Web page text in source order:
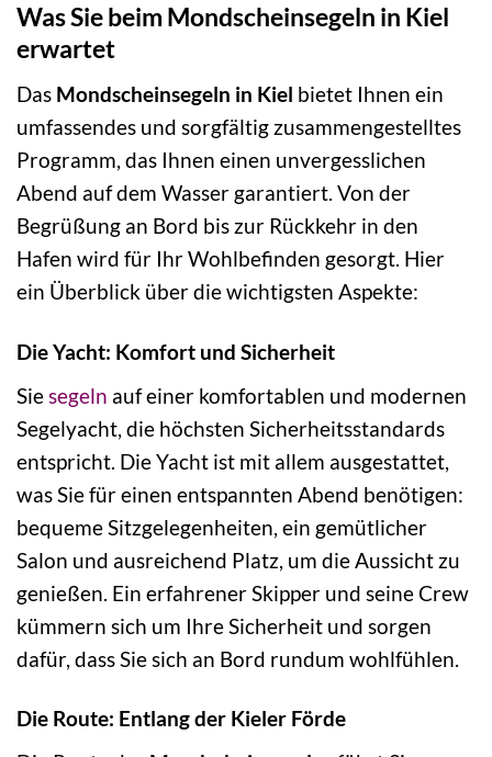
Was Sie beim Mondscheinsegeln in Kiel
erwartet
Das Mondscheinsegeln in Kiel bietet Ihnen ein
umfassendes und sorgfältig zusammengestelltes
Programm, das Ihnen einen unvergesslichen
Abend auf dem Wasser garantiert. Von der
Begrüßung an Bord bis zur Rückkehr in den
Hafen wird für Ihr Wohlbefinden gesorgt. Hier
ein Überblick über die wichtigsten Aspekte:
Die Yacht: Komfort und Sicherheit
Sie segeln auf einer komfortablen und modernen
Segelyacht, die höchsten Sicherheitsstandards
entspricht. Die Yacht ist mit allem ausgestattet,
was Sie für einen entspannten Abend benötigen:
bequeme Sitzgelegenheiten, ein gemütlicher
Salon und ausreichend Platz, um die Aussicht zu
genießen. Ein erfahrener Skipper und seine Crew
kümmern sich um Ihre Sicherheit und sorgen
dafür, dass Sie sich an Bord rundum wohlfühlen.
Die Route: Entlang der Kieler Förde